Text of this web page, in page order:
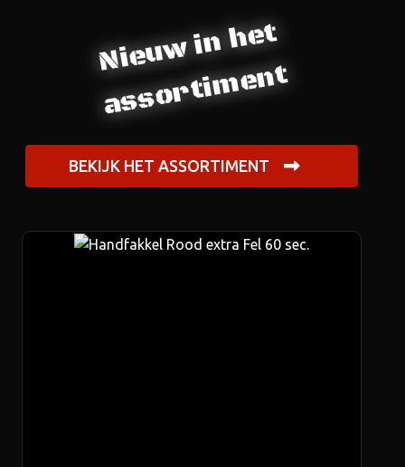
Nieuw in het
assortiment
BEKIJK HET ASSORTIMENT